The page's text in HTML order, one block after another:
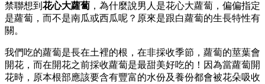
禁聯想到 花心大蘿蔔 ，為什麼說男人是花心大蘿蔔，偏偏指定
是蘿蔔，而不是南瓜或西瓜呢？原來是跟白蘿蔔的生長特性有
關。
我們吃的蘿蔔是長在土裡的根，在非採收季節，蘿蔔的莖葉會
開花，而在開花之前採收蘿蔔是最甜美好吃的！因為當蘿蔔開
花時，原本根部應該要含有豐富的水份及養份都會被花朵吸收